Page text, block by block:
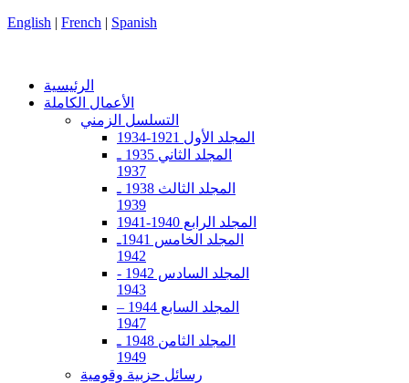
English | French | Spanish
الرئيسية
الأعمال الكاملة
التسلسل الزمني
المجلد الأول 1921-1934
المجلد الثاني 1935 ـ
1937
المجلد الثالث 1938 ـ
1939
المجلد الرابع 1940-1941
المجلد الخامس 1941ـ
1942
المجلد السادس 1942 -
1943
المجلد السابع 1944 –
1947
المجلد الثامن 1948 ـ
1949
رسائل حزبية وقومية